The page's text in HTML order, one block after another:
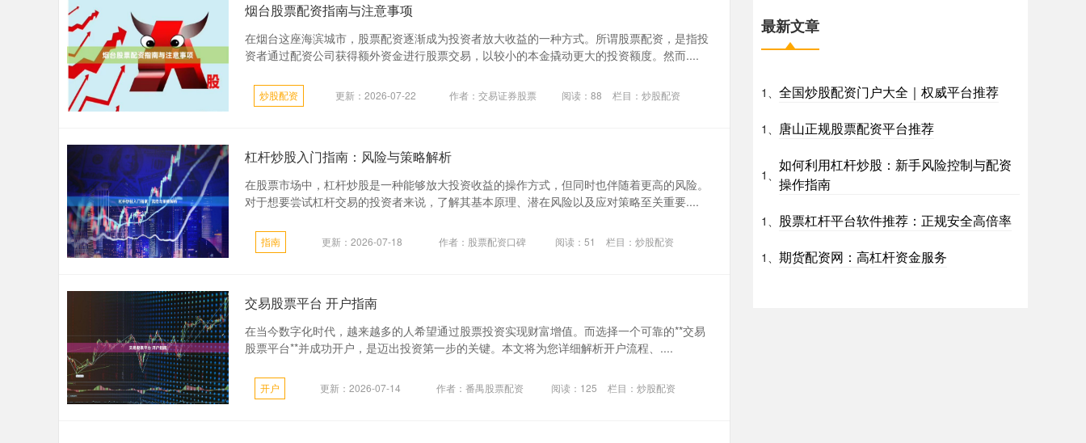
烟台股票配资指南与注意事项
在烟台这座海滨城市，股票配资逐渐成为投资者放大收益的一种方式。所谓股票配资，是指投
资者通过配资公司获得额外资金进行股票交易，以较小的本金撬动更大的投资额度。然而....
炒股配资 更新：2026-07-22 作者：交易证券股票 阅读： 88 栏目： 炒股配资
杠杆炒股入门指南：风险与策略解析
在股票市场中，杠杆炒股是一种能够放大投资收益的操作方式，但同时也伴随着更高的风险。
对于想要尝试杠杆交易的投资者来说，了解其基本原理、潜在风险以及应对策略至关重要....
指南 更新：2026-07-18 作者：股票配资口碑 阅读：51 栏目：炒股配资
交易股票平台 开户指南
在当今数字化时代，越来越多的人希望通过股票投资实现财富增值。而选择一个可靠的**交易
股票平台**并成功开户，是迈出投资第一步的关键。本文将为您详细解析开户流程、....
开户 更新：2026-07-14 作者：番禺股票配资 阅读： 125 栏目：炒股配资
最新文章
1、 全国炒股配资门户大全｜权威平台推荐
1、 唐山正规股票配资平台推荐
1、
如何利用杠杆炒股：新手风险控制与配资
操作指南
1、 股票杠杆平台软件推荐：正规安全高倍率
1、 期货配资网：高杠杆资金服务